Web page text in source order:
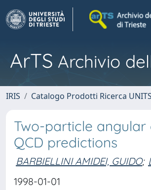
ArTS Archivio
IRIS Catalogo Prodotti Ricerca UNITS
Two-particle
QCD predictions
BARBIELLINI AMIDEI, GUIDO;
1998-01-01